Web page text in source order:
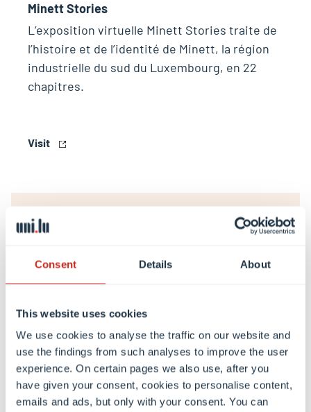
Consent Details About
This website uses cookies
We use cookies to analyse the traffic on our website and
use the findings from such analyses to improve the user
experience. On certain pages we also use, after you
have given your consent, cookies to personalise content,
emails and ads, but only with your consent. You can
Minett Stories
L’exposition virtuelle Minett Stories traite de
l’histoire et de l’identité de Minett, la région
industrielle du sud du Luxembourg, en 22
chapitres.
Visit
Luxembourg Mémorial de la Shoah